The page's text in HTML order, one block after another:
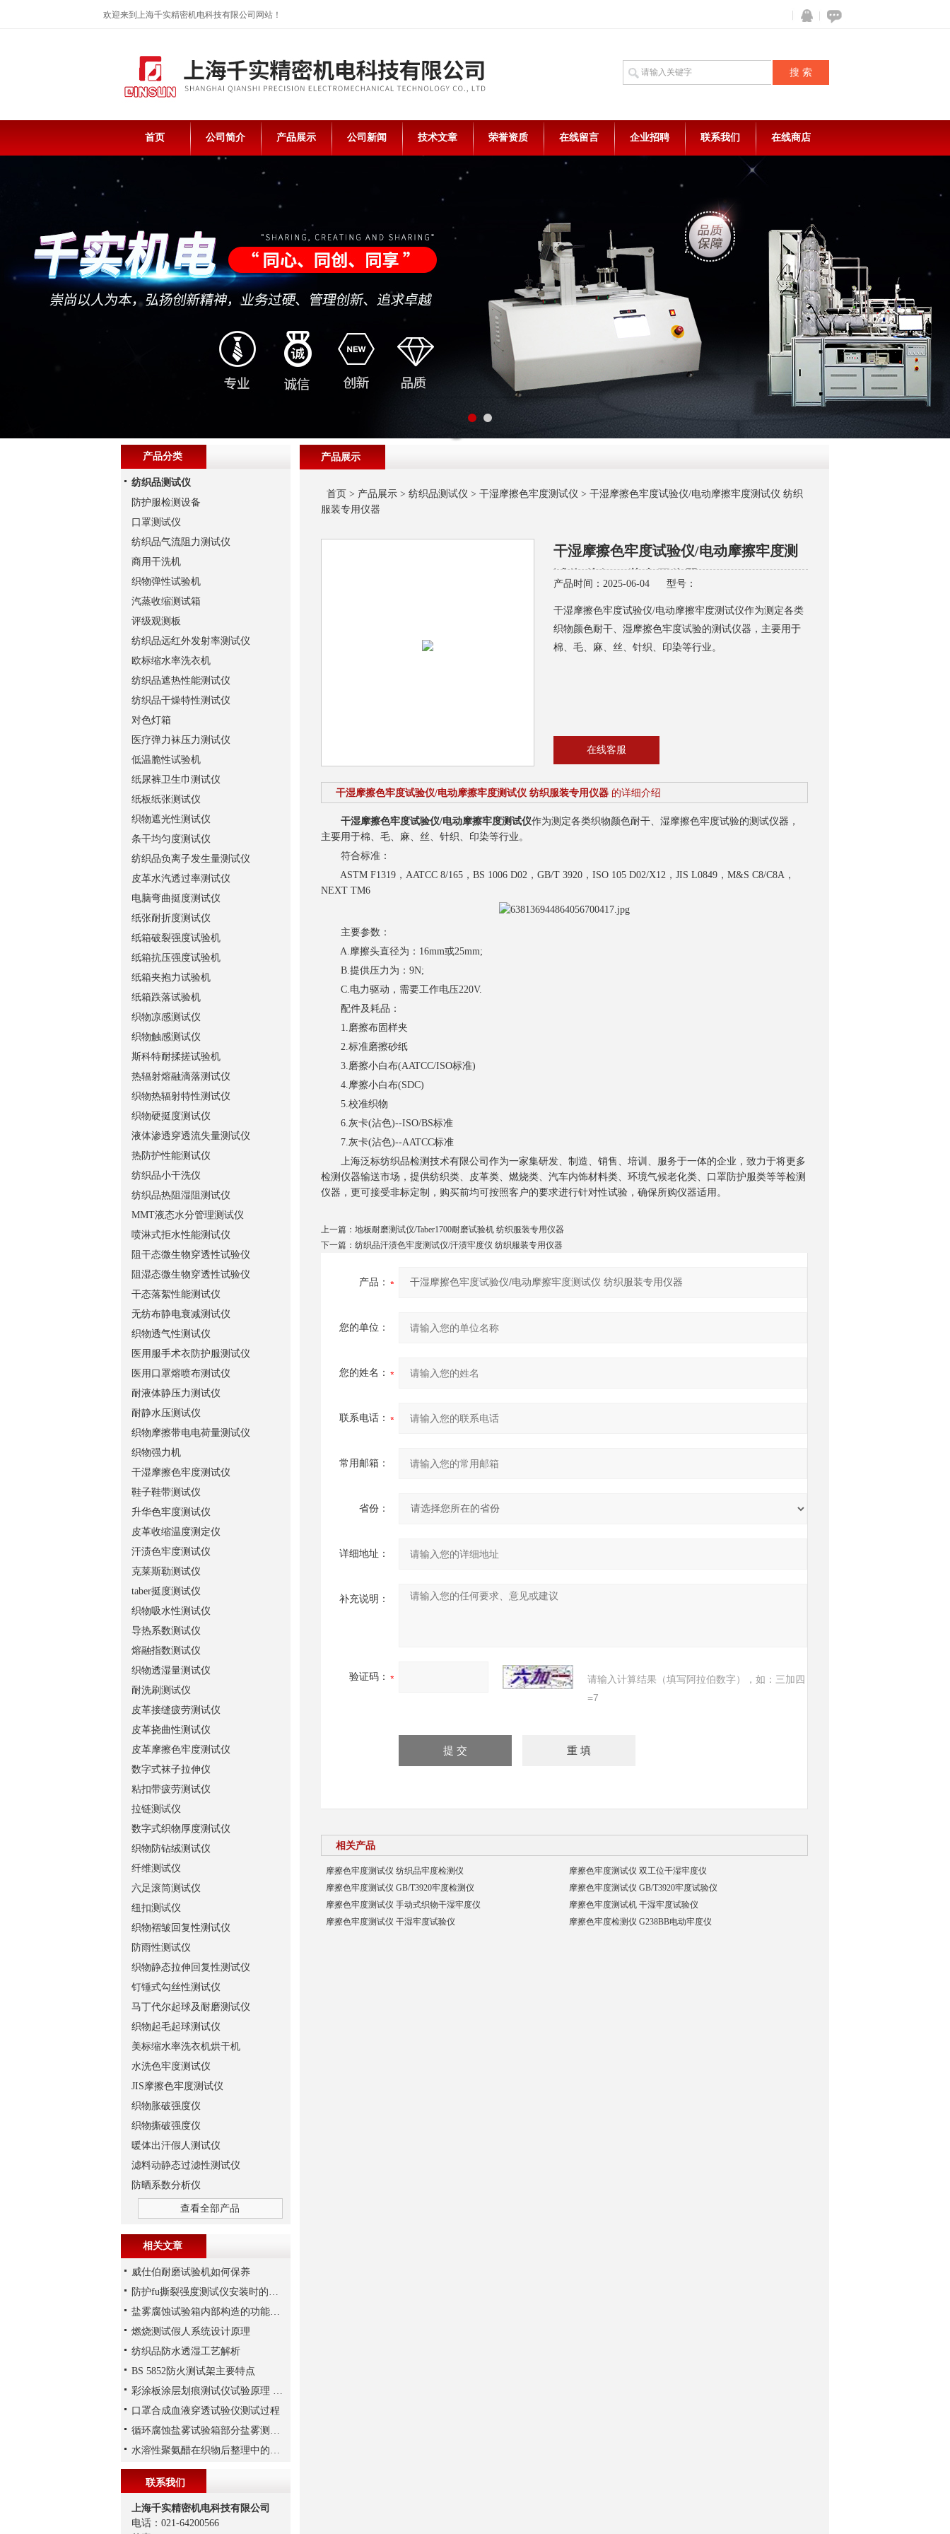
欢迎来到上海千实精密机电科技有限公司网站！
在线咨
首页 公司简介 产品展示 公司新闻 技术文章 荣誉资质 在线留言 企业招聘 联系我们 在线商店
产品展示
首页 > 产品展示> 纺织品测试仪 > 干湿摩擦色牢度测试仪 > 干湿摩擦色牢度试验仪/电动摩擦牢度测试仪 纺织
服装专用仪器
干湿摩擦色牢度试验仪/电动摩擦牢度测
试仪 纺织服装专用仪器
产品时间：2025-06-04 型号：
干湿摩擦色牢度试验仪/电动摩擦牢度测试仪作为测定各类
织物颜色耐干、湿摩擦色牢度试验的测试仪器，主要用于
棉、毛、麻、丝、针织、印染等行业。
在线客服
干湿摩擦色牢度试验仪/电动摩擦牢度测试仪 纺织服装专用仪器 的详细介绍
干湿摩擦色牢度试验仪/电动摩擦牢度测试仪作为测定各类织物颜色耐干、湿摩擦色牢度试验的测试仪器，
主要用于棉、毛、麻、丝、针织、印染等行业。
符合标准：
ASTM F1319，AATCC 8/165，BS 1006 D02，GB/T 3920，ISO 105 D02/X12，JIS L0849，M&S C8/C8A，
NEXT TM6
主要参数：
A.摩擦头直径为：16mm或25mm;
B.提供压力为：9N;
C.电力驱动，需要工作电压220V.
配件及耗品：
1.磨擦布固样夹
2.标准磨擦砂纸
3.磨擦小白布(AATCC/ISO标准)
4.摩擦小白布(SDC)
5.校准织物
6.灰卡(沾色)--ISO/BS标准
7.灰卡(沾色)--AATCC标准
上海泛标纺织品检测技术有限公司作为一家集研发、制造、销售、培训、服务于一体的企业，致力于将更多
检测仪器输送市场，提供纺织类、皮革类、燃烧类、汽车内饰材料类、环境气候老化类、口罩防护服类等等检测
仪器，更可接受非标定制，购买前均可按照客户的要求进行针对性试验，确保所购仪器适用。
上一篇： 地板耐磨测试仪/Taber1700耐磨试验机 纺织服装专用仪器
下一篇： 纺织品汗渍色牢度测试仪/汗渍牢度仪 纺织服装专用仪器
产品：
您的单位：
您的姓名：
联系电话：
常用邮箱：
省份：
详细地址：
补充说明：
验证码：
请输入计算结果（填写阿拉伯数字），如：三加四
=7
相关产品
摩擦色牢度测试仪 纺织品牢度检测仪
摩擦色牢度测试仪 双工位干湿牢度仪
摩擦色牢度测试仪 GB/T3920牢度检测仪
摩擦色牢度测试仪 GB/T3920牢度试验仪
摩擦色牢度测试仪 手动式织物干湿牢度仪
摩擦色牢度测试机 干湿牢度试验仪
摩擦色牢度测试仪 干湿牢度试验仪
摩擦色牢度检测仪 G238BB电动牢度仪
产品分类
纺织品测试仪
防护服检测设备
口罩测试仪
纺织品气流阻力测试仪
商用干洗机
织物弹性试验机
汽蒸收缩测试箱
评级观测板
纺织品远红外发射率测试仪
欧标缩水率洗衣机
纺织品遮热性能测试仪
纺织品干燥特性测试仪
对色灯箱
医疗弹力袜压力测试仪
低温脆性试验机
纸尿裤卫生巾测试仪
纸板纸张测试仪
织物遮光性测试仪
条干均匀度测试仪
纺织品负离子发生量测试仪
皮革水汽透过率测试仪
电脑弯曲挺度测试仪
纸张耐折度测试仪
纸箱破裂强度试验机
纸箱抗压强度试验机
纸箱夹抱力试验机
纸箱跌落试验机
织物凉感测试仪
织物触感测试仪
斯科特耐揉搓试验机
热辐射熔融滴落测试仪
织物热辐射特性测试仪
织物硬挺度测试仪
液体渗透穿透流失量测试仪
热防护性能测试仪
纺织品小干洗仪
纺织品热阻湿阻测试仪
MMT液态水分管理测试仪
喷淋式拒水性能测试仪
阻干态微生物穿透性试验仪
阻湿态微生物穿透性试验仪
干态落絮性能测试仪
无纺布静电衰减测试仪
织物透气性测试仪
医用服手术衣防护服测试仪
医用口罩熔喷布测试仪
耐液体静压力测试仪
耐静水压测试仪
织物摩擦带电电荷量测试仪
织物强力机
干湿摩擦色牢度测试仪
鞋子鞋带测试仪
升华色牢度测试仪
皮革收缩温度测定仪
汗渍色牢度测试仪
克莱斯勒测试仪
taber挺度测试仪
织物吸水性测试仪
导热系数测试仪
熔融指数测试仪
织物透湿量测试仪
耐洗刷测试仪
皮革接缝疲劳测试仪
皮革挠曲性测试仪
皮革摩擦色牢度测试仪
数字式袜子拉伸仪
粘扣带疲劳测试仪
拉链测试仪
数字式织物厚度测试仪
织物防钻绒测试仪
纤维测试仪
六足滚筒测试仪
纽扣测试仪
织物褶皱回复性测试仪
防雨性测试仪
织物静态拉伸回复性测试仪
钉锤式勾丝性测试仪
马丁代尔起球及耐磨测试仪
织物起毛起球测试仪
美标缩水率洗衣机烘干机
水洗色牢度测试仪
JIS摩擦色牢度测试仪
织物胀破强度仪
织物撕破强度仪
暖体出汗假人测试仪
滤料动静态过滤性测试仪
防晒系数分析仪
查看全部产品
相关文章
威仕伯耐磨试验机如何保养
防护fu撕裂强度测试仪安装时的注意事项
盐雾腐蚀试验箱内部构造的功能作用说明
燃烧测试假人系统设计原理
纺织品防水透湿工艺解析
BS 5852防火测试架主要特点
彩涂板涂层划痕测试仪试验原理 单一或复合涂层耐划伤性能
口罩合成血液穿透试验仪测试过程
循环腐蚀盐雾试验箱部分盐雾测试标准
水溶性聚氨醋在织物后整理中的作用
联系我们
上海千实精密机电科技有限公司
电话：021-64200566